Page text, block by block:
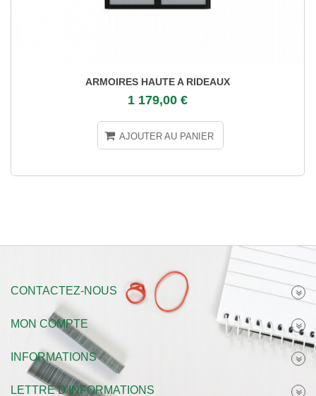
ARMOIRES HAUTE A RIDEAUX
1 179,00 €
AJOUTER AU PANIER
CONTACTEZ-NOUS
MON COMPTE
INFORMATIONS
LETTRE D'INFORMATIONS